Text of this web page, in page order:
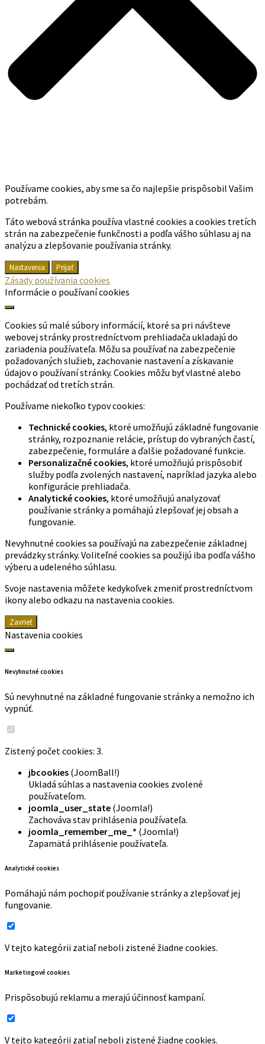
Používame cookies, aby sme sa čo najlepšie prispôsobil Vašim
potrebám.
Táto webová stránka používa vlastné cookies a cookies tretích
strán na zabezpečenie funkčnosti a podľa vášho súhlasu aj na
analýzu a zlepšovanie používania stránky.
Nastavenia Prijať
Zásady používania cookies
Informácie o používaní cookies
Cookies sú malé súbory informácií, ktoré sa pri návšteve
webovej stránky prostredníctvom prehliadača ukladajú do
zariadenia používateľa. Môžu sa používať na zabezpečenie
požadovaných služieb, zachovanie nastavení a získavanie
údajov o používaní stránky. Cookies môžu byť vlastné alebo
pochádzať od tretích strán.
Používame niekoľko typov cookies:
Technické cookies, ktoré umožňujú základné fungovanie
stránky, rozpoznanie relácie, prístup do vybraných častí,
zabezpečenie, formuláre a ďalšie požadované funkcie.
Personalizačné cookies, ktoré umožňujú prispôsobiť
služby podľa zvolených nastavení, napríklad jazyka alebo
konfigurácie prehliadača.
Analytické cookies, ktoré umožňujú analyzovať
používanie stránky a pomáhajú zlepšovať jej obsah a
fungovanie.
Nevyhnutné cookies sa používajú na zabezpečenie základnej
prevádzky stránky. Voliteľné cookies sa použijú iba podľa vášho
výberu a udeleného súhlasu.
Svoje nastavenia môžete kedykoľvek zmeniť prostredníctvom
ikony alebo odkazu na nastavenia cookies.
Zavrieť
Nastavenia cookies
Nevyhnutné cookies
Sú nevyhnutné na základné fungovanie stránky a nemožno ich
vypnúť.
Zistený počet cookies: 3.
jbcookies (JoomBall!)
Ukladá súhlas a nastavenia cookies zvolené
používateľom.
joomla_user_state (Joomla!)
Zachováva stav prihlásenia používateľa.
joomla_remember_me_* (Joomla!)
Zapamätá prihlásenie používateľa.
Analytické cookies
Pomáhajú nám pochopiť používanie stránky a zlepšovať jej
fungovanie.
V tejto kategórii zatiaľ neboli zistené žiadne cookies.
Marketingové cookies
Prispôsobujú reklamu a merajú účinnosť kampaní.
V tejto kategórii zatiaľ neboli zistené žiadne cookies.